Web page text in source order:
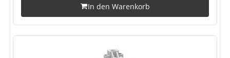
In den Warenkorb